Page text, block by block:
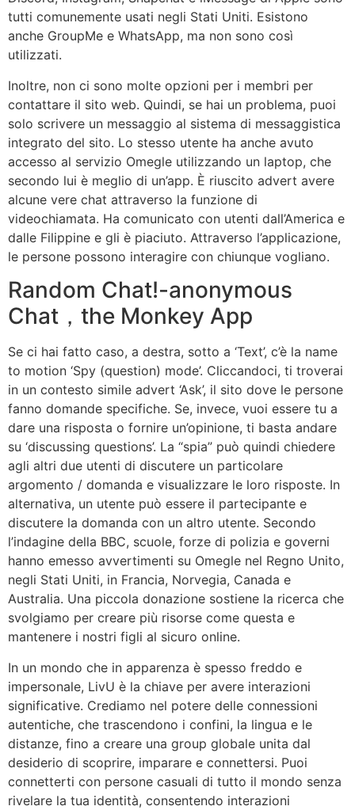
tutti comunemente usati negli Stati Uniti. Esistono
anche GroupMe e WhatsApp, ma non sono così
utilizzati.
Inoltre, non ci sono molte opzioni per i membri per
contattare il sito web. Quindi, se hai un problema, puoi
solo scrivere un messaggio al sistema di messaggistica
integrato del sito. Lo stesso utente ha anche avuto
accesso al servizio Omegle utilizzando un laptop, che
secondo lui è meglio di un’app. È riuscito advert avere
alcune vere chat attraverso la funzione di
videochiamata. Ha comunicato con utenti dall’America e
dalle Filippine e gli è piaciuto. Attraverso l’applicazione,
le persone possono interagire con chiunque vogliano.
Random Chat!-anonymous
Chat，the Monkey App
Se ci hai fatto caso, a destra, sotto a ‘Text’, c’è la name
to motion ‘Spy (question) mode’. Cliccandoci, ti troverai
in un contesto simile advert ‘Ask’, il sito dove le persone
fanno domande specifiche. Se, invece, vuoi essere tu a
dare una risposta o fornire un’opinione, ti basta andare
su ‘discussing questions’. La “spia” può quindi chiedere
agli altri due utenti di discutere un particolare
argomento / domanda e visualizzare le loro risposte. In
alternativa, un utente può essere il partecipante e
discutere la domanda con un altro utente. Secondo
l’indagine della BBC, scuole, forze di polizia e governi
hanno emesso avvertimenti su Omegle nel Regno Unito,
negli Stati Uniti, in Francia, Norvegia, Canada e
Australia. Una piccola donazione sostiene la ricerca che
svolgiamo per creare più risorse come questa e
mantenere i nostri figli al sicuro online.
In un mondo che in apparenza è spesso freddo e
impersonale, LivU è la chiave per avere interazioni
significative. Crediamo nel potere delle connessioni
autentiche, che trascendono i confini, la lingua e le
distanze, fino a creare una group globale unita dal
desiderio di scoprire, imparare e connettersi. Puoi
connetterti con persone casuali di tutto il mondo senza
rivelare la tua identità, consentendo interazioni